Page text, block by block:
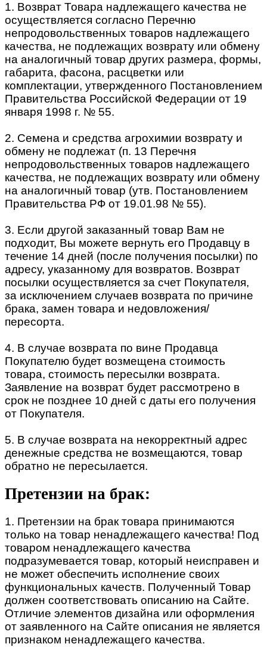
1. Возврат Товара надлежащего качества не
осуществляется согласно Перечню
непродовольственных товаров надлежащего
качества, не подлежащих возврату или обмену
на аналогичный товар других размера, формы,
габарита, фасона, расцветки или
комплектации, утвержденного Постановлением
Правительства Российской Федерации от 19
января 1998 г. № 55.
2. Семена и средства агрохимии возврату и
обмену не подлежат (п. 13 Перечня
непродовольственных товаров надлежащего
качества, не подлежащих возврату или обмену
на аналогичный товар (утв. Постановлением
Правительства РФ от 19.01.98 № 55).
3. Если другой заказанный товар Вам не
подходит, Вы можете вернуть его Продавцу в
течение 14 дней (после получения посылки) по
адресу, указанному для возвратов. Возврат
посылки осуществляется за счет Покупателя,
за исключением случаев возврата по причине
брака, замен товара и недовложения/
пересорта.
4. В случае возврата по вине Продавца
Покупателю будет возмещена стоимость
товара, стоимость пересылки возврата.
Заявление на возврат будет рассмотрено в
срок не позднее 10 дней с даты его получения
от Покупателя.
5. В случае возврата на некорректный адрес
денежные средства не возмещаются, товар
обратно не пересылается.
Претензии на брак:
1. Претензии на брак товара принимаются
только на товар ненадлежащего качества! Под
товаром ненадлежащего качества
подразумевается товар, который неисправен и
не может обеспечить исполнение своих
функциональных качеств. Полученный Товар
должен соответствовать описанию на Сайте.
Отличие элементов дизайна или оформления
от заявленного на Сайте описания не является
признаком ненадлежащего качества.